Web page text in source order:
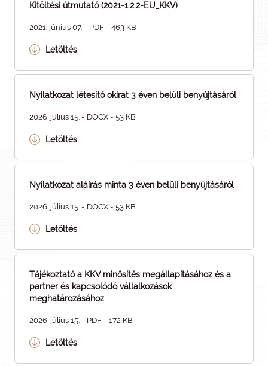
Kitöltési útmutató (2021-1.2.2-EU_KKV)
2021. június 07. - PDF - 463 KB
Letöltés
Nyilatkozat létesítő okirat 3 éven belüli benyújtásáról
2026. július 15. - DOCX - 53 KB
Letöltés
Nyilatkozat aláírás minta 3 éven belüli benyújtásáról
2026. július 15. - DOCX - 53 KB
Letöltés
Tájékoztató a KKV minősítés megállapításához és a
partner és kapcsolódó vállalkozások
meghatározásához
2026. július 15. - PDF - 172 KB
Letöltés